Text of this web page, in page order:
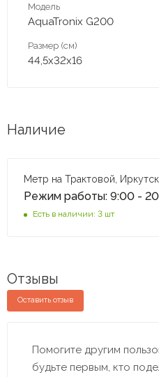
Модель
AquaTronix G200
Размер (см)
44,5х32х16
Наличие
Метр на Трактовой,
Режим работы: 9:00 -
Есть в наличии: 3 шт
Отзывы
Оставить отзыв
Помогите другим
будьте первым, кто